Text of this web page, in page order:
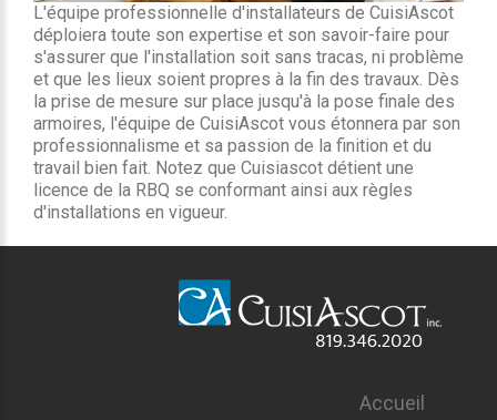
L'équipe professionnelle d'installateurs de CuisiAscot
déploiera toute son expertise et son savoir-faire pour
s'assurer que l'installation soit sans tracas, ni problème
et que les lieux soient propres à la fin des travaux. Dès
la prise de mesure sur place jusqu'à la pose finale des
armoires, l'équipe de CuisiAscot vous étonnera par son
professionnalisme et sa passion de la finition et du
travail bien fait. Notez que Cuisiascot détient une
licence de la RBQ se conformant ainsi aux règles
d'installations en vigueur.
Accueil